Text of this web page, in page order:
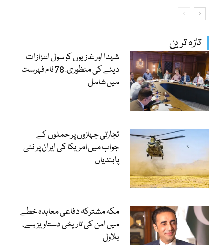
تازہ ترین
شہدا اور غازیوں کو سول اعزازات
دینے کی منظوری، 78 نام فہرست
میں شامل
تجارتی جہازوں پر حملوں کے
جواب میں امریکا کی ایران پر نئی
پابندیاں
مکہ مشترکہ دفاعی معاہدہ خطے
میں امن کی تاریخی دستاویز ہے،
بلاول